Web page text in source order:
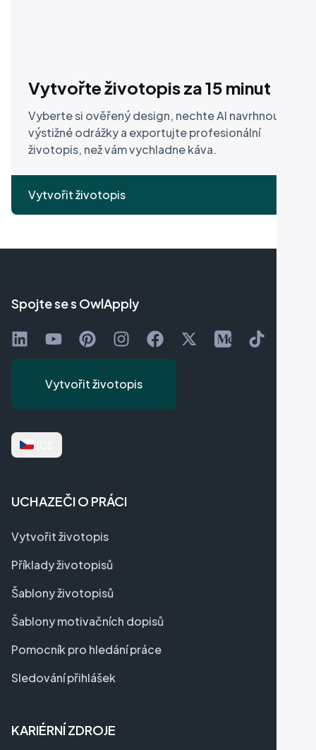
Vytvořte životopis za 15 minut
Vyberte si ověřený design, nechte AI navrhnout
výstižné odrážky a exportujte profesionální
životopis, než vám vychladne káva.
Vytvořit životopis
Spojte se s OwlApply
Vytvořit životopis
UCHAZEČI O PRÁCI
Vytvořit životopis
Příklady životopisů
Šablony životopisů
Šablony motivačních dopisů
Pomocník pro hledání práce
Sledování přihlášek
KARIÉRNÍ ZDROJE